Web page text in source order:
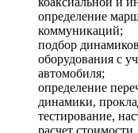
определение
коммуникаций;
подбор
оборудования с
автомобиля;
определение
динамики,
тестирование,
расчет